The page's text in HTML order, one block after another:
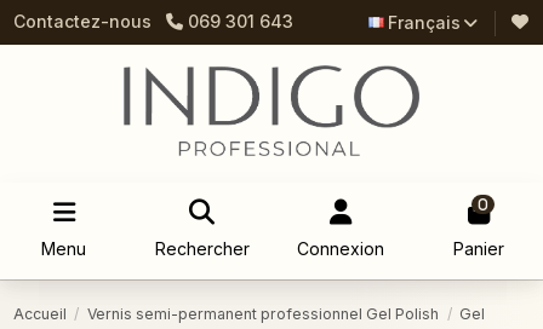
Contactez-nous 069 301 643 Français
Menu Rechercher Connexion
0
Panier
Accueil Vernis semi-permanent professionnel Gel Polish
Gel